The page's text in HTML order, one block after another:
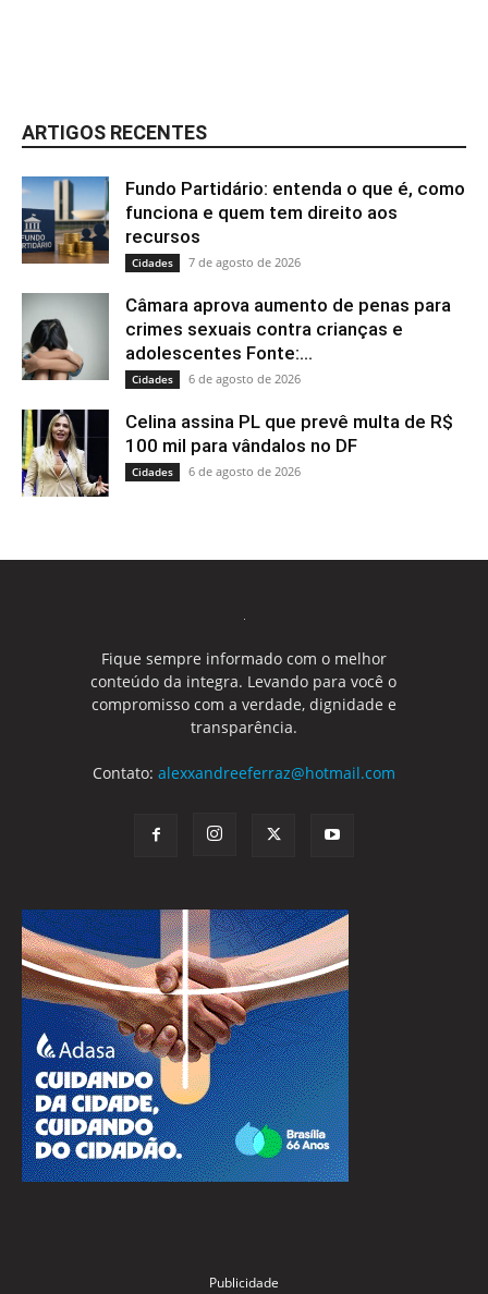
ARTIGOS RECENTES
Fundo Partidário: entenda o que é, como
funciona e quem tem direito aos
recursos
Cidades 7 de agosto de 2026
Câmara aprova aumento de penas para
crimes sexuais contra crianças e
adolescentes Fonte:...
Cidades 6 de agosto de 2026
Celina assina PL que prevê multa de R$
100 mil para vândalos no DF
Cidades 6 de agosto de 2026
Fique sempre informado com o melhor
conteúdo da integra. Levando para você o
compromisso com a verdade, dignidade e
transparência.
Contato: alexxandreeferraz@hotmail.com
Publicidade